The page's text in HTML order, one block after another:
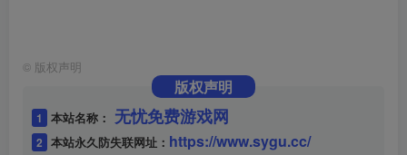
© 版权声明
版权声明
1 本站名称： 无忧免费游戏网
2 本站永久防失联网址： https://www.sygu.cc/